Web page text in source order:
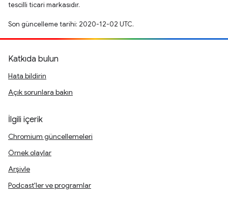
tescilli ticari markasıdır.
Son güncelleme tarihi: 2020-12-02 UTC.
Katkıda bulun
Hata bildirin
Açık sorunlara bakın
İlgili içerik
Chromium güncellemeleri
Örnek olaylar
Arşivle
Podcast'ler ve programlar